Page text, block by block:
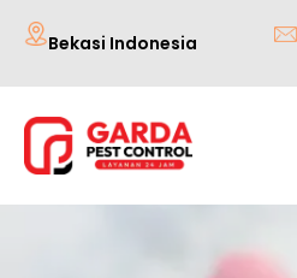
Lewati
konten
Bekasi Indonesia